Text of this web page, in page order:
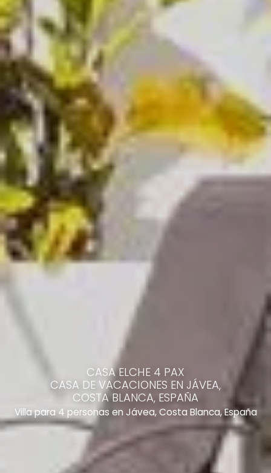
CASA ELCHE 4 PAX
CASA DE VACACIONES EN JÁVEA,
COSTA BLANCA, ESPAÑA
Villa para 4 personas en Jávea, Costa Blanca, España